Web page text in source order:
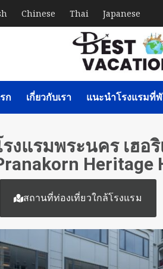
Chinese Thai Japanese
ก เกี่ยวกับเรา แนะนำโรงแรมที่
งแรมพระนคร เฮอริ
Heritage
สถานที่ท่องเที่ยวใกล้โรงแรม